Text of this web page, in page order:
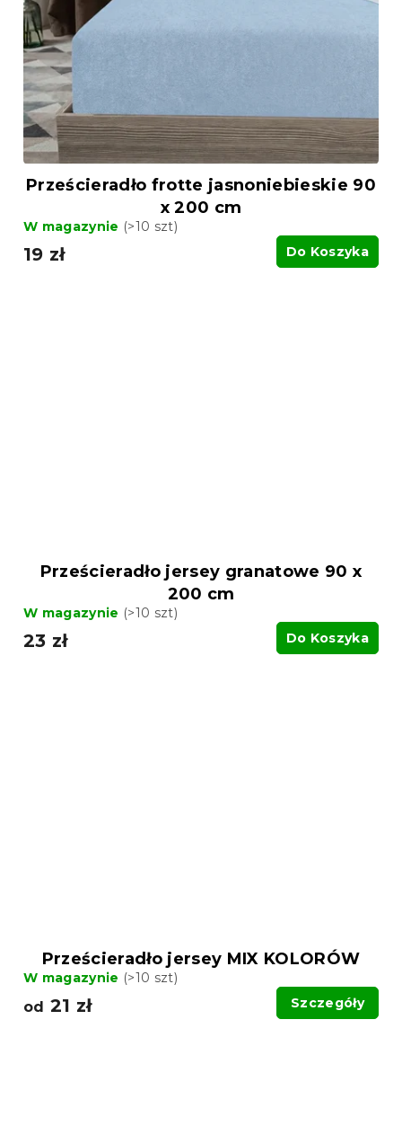
Prześcieradło frotte jasnoniebieskie 90
x 200 cm
W magazynie (>10 szt)
19 zł Do Koszyka
Prześcieradło jersey granatowe 90 x
200 cm
W magazynie (>10 szt)
23 zł Do Koszyka
Prześcieradło jersey MIX KOLORÓW
W magazynie (>10 szt)
od 21 zł Szczegóły